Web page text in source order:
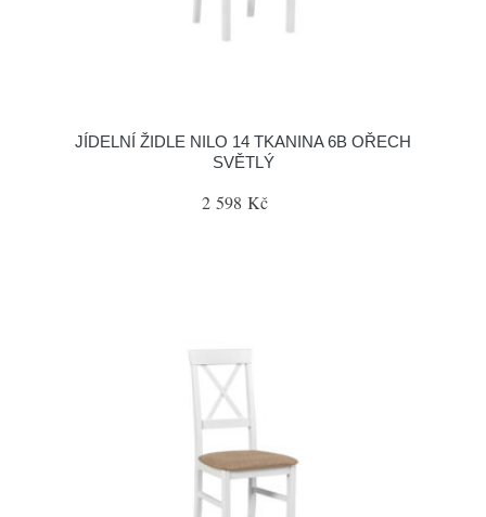
JÍDELNÍ ŽIDLE NILO 14 TKANINA 6B OŘECH
SVĚTLÝ
2 598 Kč